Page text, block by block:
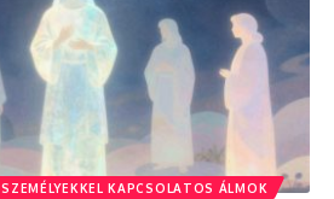
SZEMÉLYEKKEL KAPCSOLATOS ÁLMOK